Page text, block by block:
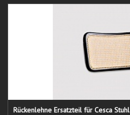
Rückenlehne Ersatzteil für Cesca Stuhl